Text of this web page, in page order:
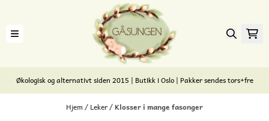
Økologisk og alternativt siden 2015 | Butikk i Oslo | Pakker sendes tors+fre
Hjem / Leker/ Klosser i mange fasonger